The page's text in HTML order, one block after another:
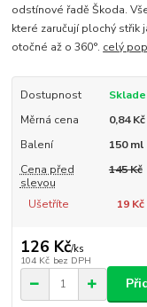
odstínové řadě Škoda.
které zaručují plochý
otočné až o 360°. celý
Dostupnost
Měrná cena
0,84
Balení
150 ml
Cena před
slevou
145 Kč
Ušetříte 19 Kč
126 Kč/ks
104 Kč bez DPH